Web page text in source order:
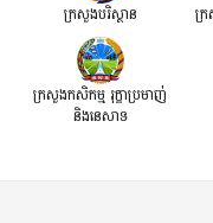
ក្រសួងបរិស្ថាន ក្
ក្រសួងកសិកម្ម រុក្ខាប្រមាញ់
និងនេសាទ